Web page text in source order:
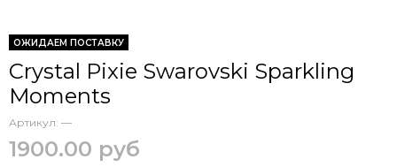
ОЖИДАЕМ ПОСТАВКУ
Crystal Pixie Swarovski Sparkling
Moments
Артикул: —
1900.00 руб